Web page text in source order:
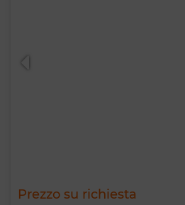
Prezzo su richiesta